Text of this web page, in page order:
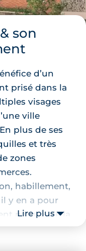
son
d’un
prisé dans la
visages
ville
plus de ses
et très
zones
habillement,
y en a pour
naturel de la
avec,
Lire plus